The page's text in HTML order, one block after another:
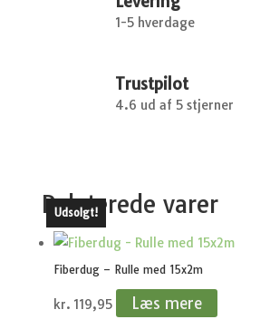
1-5 hverdage
Trustpilot
4.6 ud af 5 stjerner
Relaterede varer
Udsolgt!
Fiberdug – Rulle med 15x2m
kr. 119,95 Læs mere